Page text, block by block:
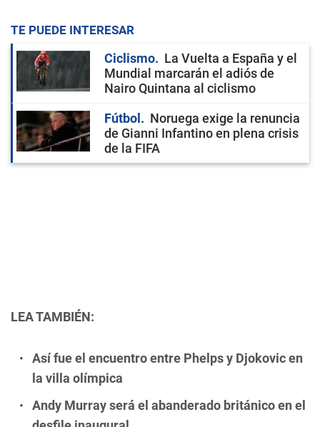
TE PUEDE INTERESAR
Ciclismo
La Vuelta a España y el
Mundial marcarán el adiós de
Nairo Quintana al ciclismo
Fútbol
Noruega exige la renuncia
de Gianni Infantino en plena crisis
de la FIFA
LEA TAMBIÉN:
Así fue el encuentro entre Phelps y Djokovic en
la villa olímpica
Andy Murray será el abanderado británico en el